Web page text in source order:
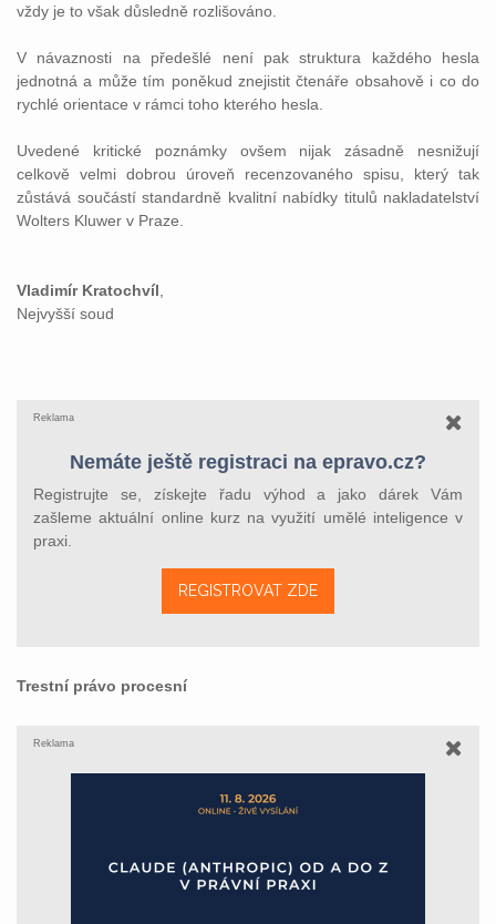
vždy je to však důsledně rozlišováno.
V návaznosti na předešlé není pak struktura každého hesla
jednotná a může tím poněkud znejistit čtenáře obsahově i co do
rychlé orientace v rámci toho kterého hesla.
Uvedené kritické poznámky ovšem nijak zásadně nesnižují
celkově velmi dobrou úroveň recenzovaného spisu, který tak
zůstává součástí standardně kvalitní nabídky titulů nakladatelství
Wolters Kluwer v Praze.
Vladimír Kratochvíl
Nejvyšší soud
Reklama
Nemáte ještě registraci na epravo.cz?
Registrujte se, získejte řadu výhod a jako dárek Vám
zašleme aktuální online kurz na využití umělé inteligence v
praxi.
REGISTROVAT ZDE
Trestní právo procesní
Reklama